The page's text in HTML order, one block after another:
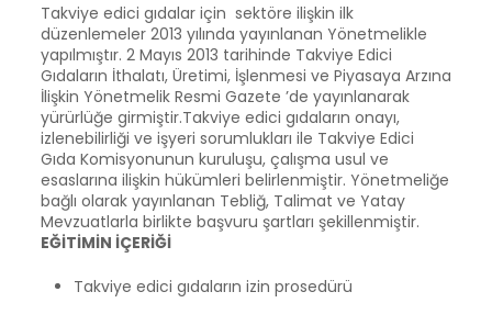
Takviye edici gıdalar için sektöre ilişkin ilk
düzenlemeler 2013 yılında yayınlanan Yönetmelikle
yapılmıştır. 2 Mayıs 2013 tarihinde Takviye Edici
Gıdaların İthalatı, Üretimi, İşlenmesi ve Piyasaya Arzına
İlişkin Yönetmelik Resmi Gazete ’de yayınlanarak
yürürlüğe girmiştir.Takviye edici gıdaların onayı,
izlenebilirliği ve işyeri sorumlukları ile Takviye Edici
Gıda Komisyonunun kuruluşu, çalışma usul ve
esaslarına ilişkin hükümleri belirlenmiştir. Yönetmeliğe
bağlı olarak yayınlanan Tebliğ, Talimat ve Yatay
Mevzuatlarla birlikte başvuru şartları şekillenmiştir.
EĞİTİMİN İÇERİĞİ
Takviye edici gıdaların izin prosedürü